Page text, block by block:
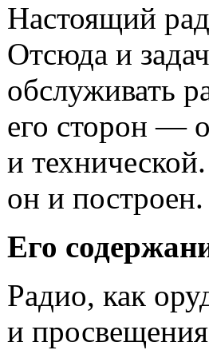
Настоящий
Отсюда и
обслуживать
его сторон —
и
он и построен.
Его
Радио, как
и